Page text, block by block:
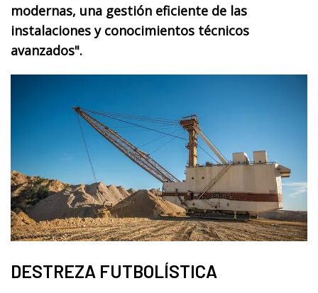
modernas, una gestión eficiente de las
instalaciones y conocimientos técnicos
avanzados".
DESTREZA FUTBOLÍSTICA